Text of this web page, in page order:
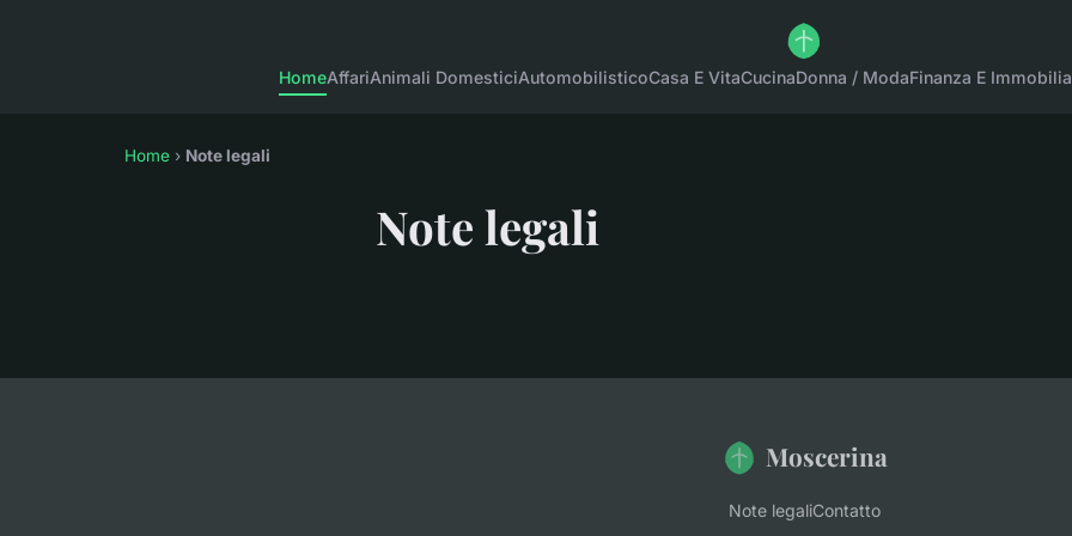
HomeAffariAnimali DomesticiAutomobilisticoCasa E VitaCucinaDonna / ModaFinanza E
Home › Note legali
Note legali
Moscerina
Note legaliContatto